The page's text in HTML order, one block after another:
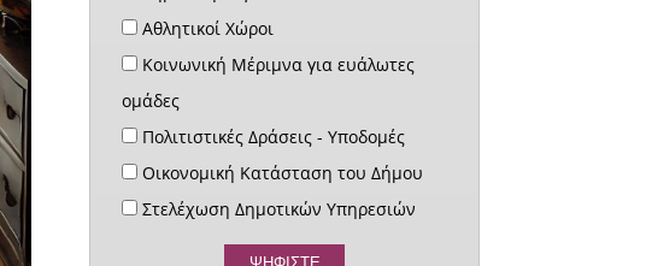
Αθλητικοί Χώροι
Κοινωνική Μέριμνα για ευάλωτες
ομάδες
Πολιτιστικές Δράσεις - Υποδομές
Οικονομική Κατάσταση του Δήμου
Στελέχωση Δημοτικών Υπηρεσιών